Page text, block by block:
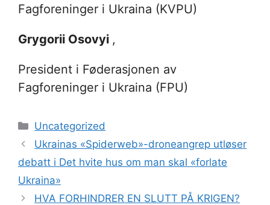
Fagforeninger i Ukraina (KVPU)
Grygorii Osovyi ,
President i Føderasjonen av
Fagforeninger i Ukraina (FPU)
Kategorier
Uncategorized
Ukrainas «Spiderweb»-droneangrep utløser
debatt i Det hvite hus om man skal «forlate
Ukraina»
HVA FORHINDRER EN SLUTT PÅ KRIGEN?